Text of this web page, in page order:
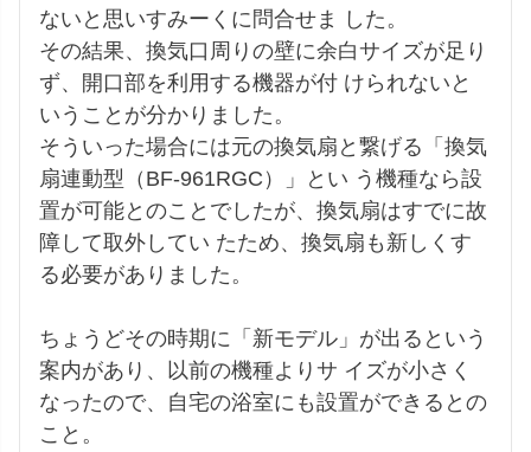
ないと思いすみーくに問合せま した。
その結果、換気口周りの壁に余白サイズが足り
ず、開口部を利用する機器が付 けられないと
いうことが分かりました。
そういった場合には元の換気扇と繋げる「換気
扇連動型（BF-961RGC）」とい う機種なら設
置が可能とのことでしたが、換気扇はすでに故
障して取外してい たため、換気扇も新しくす
る必要がありました。
ちょうどその時期に「新モデル」が出るという
案内があり、以前の機種よりサ イズが小さく
なったので、自宅の浴室にも設置ができるとの
こと。